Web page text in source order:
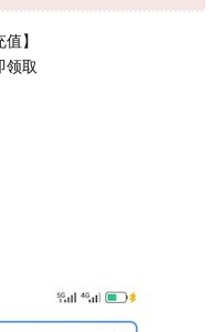
】
领取